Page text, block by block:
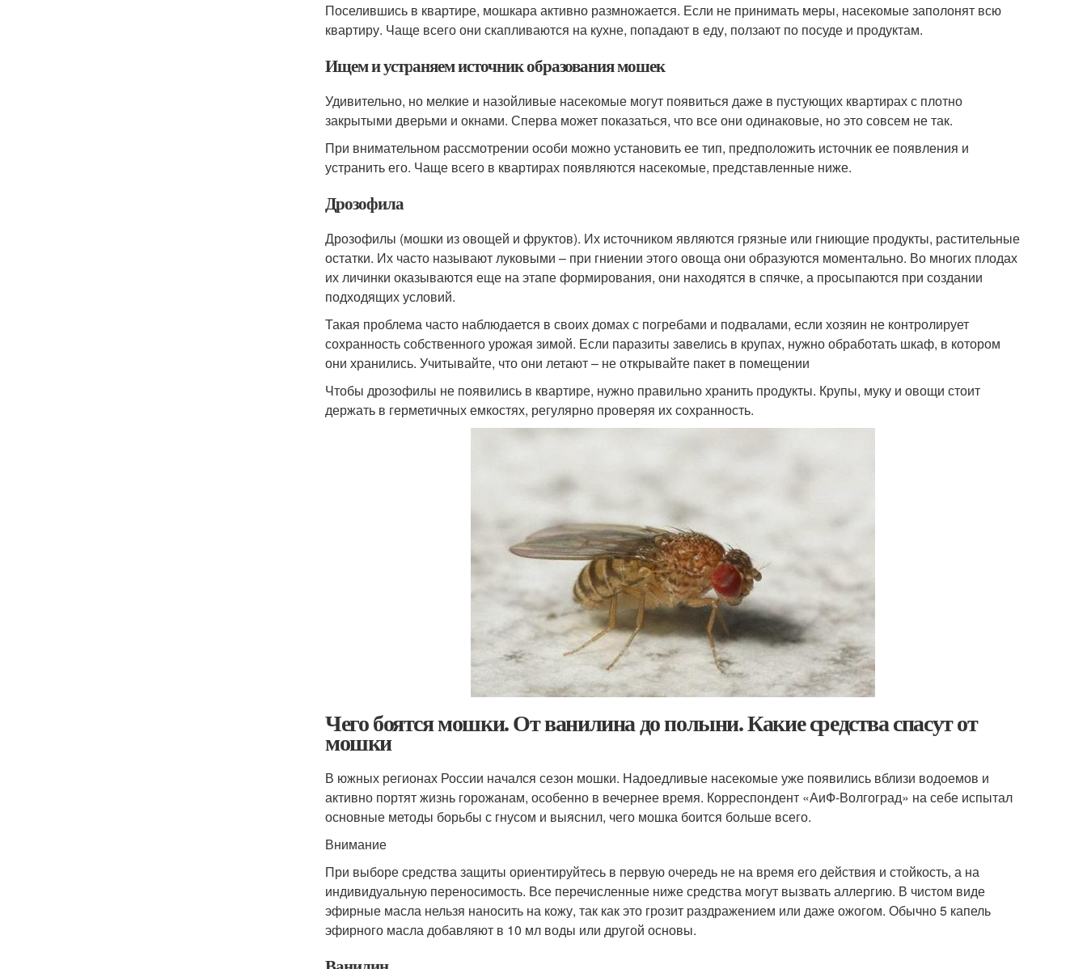
Поселившись в квартире, мошкара активно размножается. Если не принимать меры, насекомые заполонят всю
квартиру. Чаще всего они скапливаются на кухне, попадают в еду, ползают по посуде и продуктам.
Ищем и устраняем источник образования мошек
Удивительно, но мелкие и назойливые насекомые могут появиться даже в пустующих квартирах с плотно
закрытыми дверьми и окнами. Сперва может показаться, что все они одинаковые, но это совсем не так.
При внимательном рассмотрении особи можно установить ее тип, предположить источник ее появления и
устранить его. Чаще всего в квартирах появляются насекомые, представленные ниже.
Дрозофила
Дрозофилы (мошки из овощей и фруктов). Их источником являются грязные или гниющие продукты, растительные
остатки. Их часто называют луковыми – при гниении этого овоща они образуются моментально. Во многих плодах
их личинки оказываются еще на этапе формирования, они находятся в спячке, а просыпаются при создании
подходящих условий.
Такая проблема часто наблюдается в своих домах с погребами и подвалами, если хозяин не контролирует
сохранность собственного урожая зимой. Если паразиты завелись в крупах, нужно обработать шкаф, в котором
они хранились. Учитывайте, что они летают – не открывайте пакет в помещении
Чтобы дрозофилы не появились в квартире, нужно правильно хранить продукты. Крупы, муку и овощи стоит
держать в герметичных емкостях, регулярно проверяя их сохранность.
Чего боятся мошки. От ванилина до полыни. Какие средства спасут от
мошки
В южных регионах России начался сезон мошки. Надоедливые насекомые уже появились вблизи водоемов и
активно портят жизнь горожанам, особенно в вечернее время. Корреспондент «АиФ-Волгоград» на себе испытал
основные методы борьбы с гнусом и выяснил, чего мошка боится больше всего.
Внимание
При выборе средства защиты ориентируйтесь в первую очередь не на время его действия и стойкость, а на
индивидуальную переносимость. Все перечисленные ниже средства могут вызвать аллергию. В чистом виде
эфирные масла нельзя наносить на кожу, так как это грозит раздражением или даже ожогом. Обычно 5 капель
эфирного масла добавляют в 10 мл воды или другой основы.